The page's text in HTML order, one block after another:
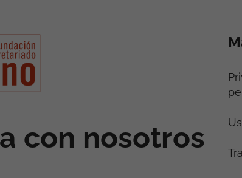
con nosotros